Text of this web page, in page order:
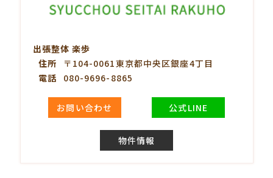
出張整体 楽歩
住所
〒104-0061東京都中央区銀座4丁目
電話
080-9696-8865
お問い合わせ 公式LINE
物件情報